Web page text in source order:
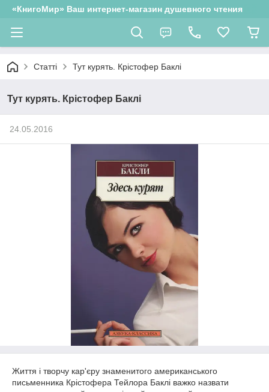
«КнигоМир» Ваш интернет-магазин душевного чтения
Статті Тут курять. Крістофер Баклі
Тут курять. Крістофер Баклі
24.05.2016
Життя і творчу кар'єру знаменитого американського
письменника Крістофера Тейлора Баклі важко назвати